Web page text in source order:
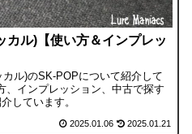
ル)【使い方＆インプレッ
ル)のSK-POPについて紹介して
、インプレッション、中古で探す
しています。
2025.01.06 2025.01.21